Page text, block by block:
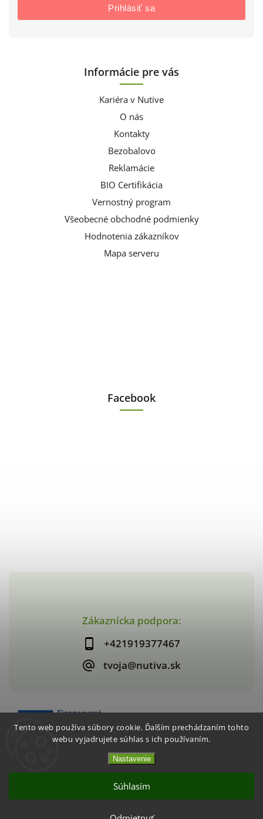
Tento web používa súbory cookie. Ďalším prechádzaním tohto
webu vyjadrujete súhlas s ich používaním.
Nastavenie
Súhlasím
Zákaznícka podpora:
+421919377467
tvoja@nutiva.sk
Prihlásiť sa
Informácie pre vás
Kariéra v Nutive
O nás
Kontakty
Bezobalovo
Reklamácie
BIO Certifikácia
Vernostný program
Všeobecné obchodné podmienky
Hodnotenia zákazníkov
Mapa serveru
Facebook
nutiva.sk
Shoptet